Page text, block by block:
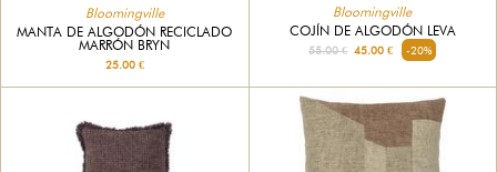
Bloomingville
MANTA DE ALGODÓN RECICLADO
MARRÓN BRYN
25.00 €
Bloomingville
COJÍN DE ALGODÓN LEVA
55.00 € 45.00 € -20%